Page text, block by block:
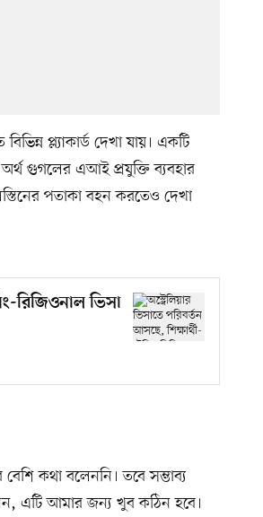
প্ল্যাকার্ড দেখা যায়। একটি
গুগলের এআই প্রযুক্তি ব্যবহার
পতাকা বহন করতেও দেখা
রিজিওনাল ভিসা
কথা বলেননি। তবে সম্ভাব্য
এটি আমার জন্য খুব কঠিন হবে।